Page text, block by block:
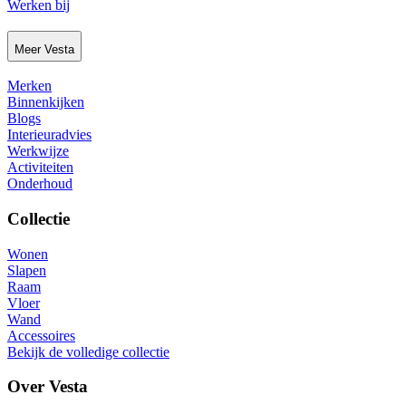
Werken bij
Meer Vesta
Merken
Binnenkijken
Blogs
Interieuradvies
Werkwijze
Activiteiten
Onderhoud
Collectie
Wonen
Slapen
Raam
Vloer
Wand
Accessoires
Bekijk de volledige collectie
Over Vesta